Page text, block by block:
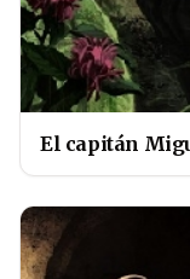
El capitán